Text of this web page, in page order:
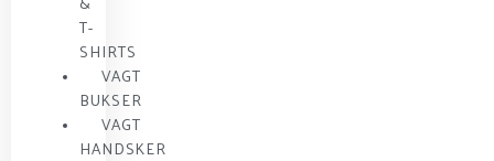
T-
SHIRTS
VAGT
BUKSER
VAGT
HANDSKER